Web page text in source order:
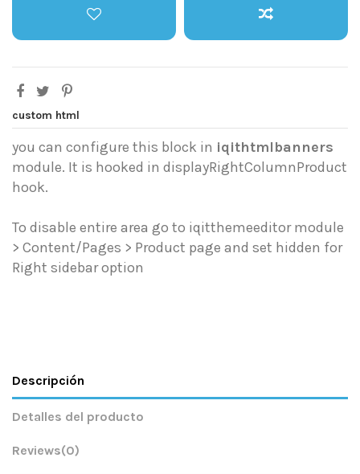
custom html
you can configure this block in iqithtmlbanners
module. It is hooked in displayRightColumnProduct
hook.
To disable entire area go to iqitthemeeditor module
> Content/Pages > Product page and set hidden for
Right sidebar option
Descripción
Detalles del producto
Reviews(0)